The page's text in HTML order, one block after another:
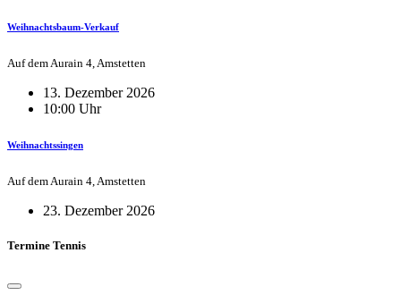
Weihnachtsbaum-Verkauf
Auf dem Aurain 4, Amstetten
13. Dezember 2026
10:00 Uhr
Weihnachtssingen
Auf dem Aurain 4, Amstetten
23. Dezember 2026
Termine Tennis